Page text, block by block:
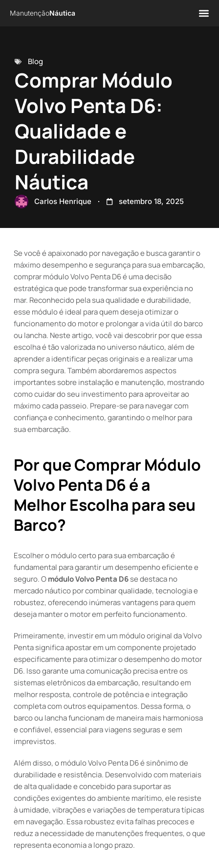
ManutençãoNáutica
Blog
Comprar Módulo
Volvo Penta D6:
Qualidade e
Durabilidade
Náutica
Carlos Henrique setembro 18, 2025
Se você é apaixonado por navegação e busca garantir o
máximo desempenho e segurança para sua embarcação,
comprar módulo Volvo Penta D6 é uma decisão
estratégica que pode transformar sua experiência no
mar. Reconhecido pela sua qualidade e durabilidade,
esse módulo é ideal para quem deseja otimizar o
funcionamento do motor e prolongar a vida útil do barco
ou lancha. Neste artigo, você vai descobrir por que essa
escolha é tão valorizada no universo náutico, além de
aprender a identificar peças originais e a realizar uma
compra segura. Também abordaremos aspectos
importantes sobre instalação e manutenção, mostrando
como cuidar do seu investimento para aproveitar ao
máximo cada passeio. Prepare-se para navegar com
confiança e conhecimento, garantindo o melhor para
sua embarcação.
Por que Comprar Módulo
Volvo Penta D6 é a
Melhor Escolha para seu
Barco?
Escolher o módulo certo para sua embarcação é
fundamental para garantir um desempenho eficiente e
seguro. Omódulo Volvo Penta D6se destaca no
mercado náutico por combinar qualidade, tecnologia e
robustez, oferecendo inúmeras vantagens para quem
deseja manter o motor em perfeito funcionamento.
Primeiramente, investir em um módulo original da Volvo
Penta significa apostar em um componente projetado
especificamente para otimizar o desempenho do motor
D6. Isso garante uma comunicação precisa entre os
sistemas eletrônicos da embarcação, resultando em
melhor resposta, controle de potência e integração
completa com outros equipamentos. Dessa forma, o
barco ou lancha funcionam de maneira mais harmoniosa
e confiável, essencial para viagens seguras e sem
imprevistos.
Além disso, o módulo Volvo Penta D6 é sinônimo de
durabilidade e resistência. Desenvolvido com materiais
de alta qualidade e concebido para suportar as
condições exigentes do ambiente marítimo, ele resiste
à umidade, vibrações e variações de temperatura típicas
em navegação. Essa robustez evita falhas precoces e
reduz a necessidade de manutenções frequentes, o que
representa economia a longo prazo.